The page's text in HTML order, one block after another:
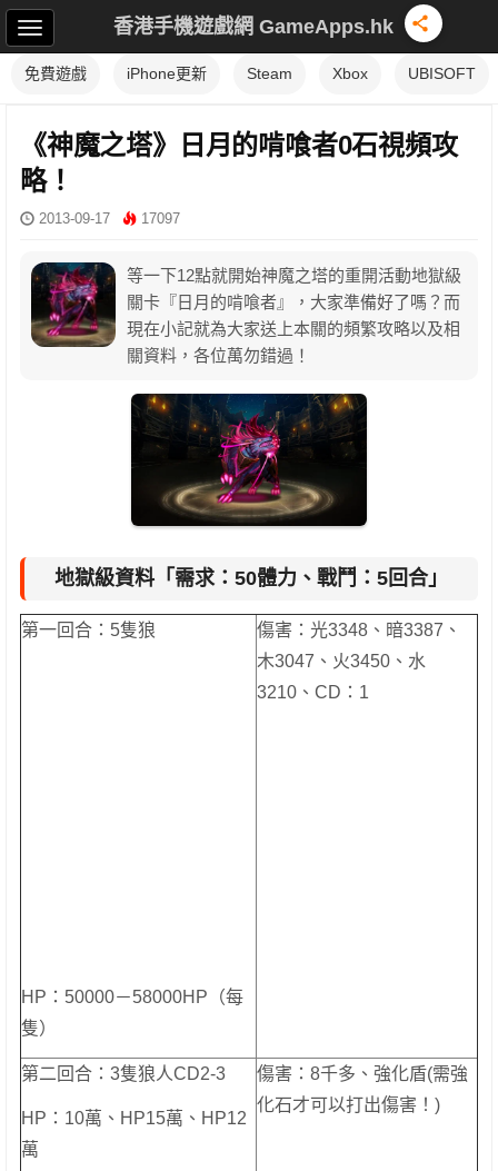
香港手機遊戲網 GameApps.hk
免費遊戲 iPhone更新 Steam Xbox UBISOFT
《神魔之塔》日月的啃喰者0石視頻攻
略！
2013-09-17 17097
等一下12點就開始神魔之塔的重開活動地獄級
關卡『日月的啃喰者』，大家準備好了嗎？而
現在小記就為大家送上本關的頻繁攻略以及相
關資料，各位萬勿錯過！
地獄級資料「需求：50體力、戰鬥：5回合」
第一回合：5隻狼
HP：50000－58000HP（每
隻）
傷害：光3348、暗3387、
木3047、火3450、水
3210、CD：1
第二回合：3隻狼人CD2-3
HP：10萬、HP15萬、HP12
萬
傷害：8千多、強化盾(需強
化石才可以打出傷害！)